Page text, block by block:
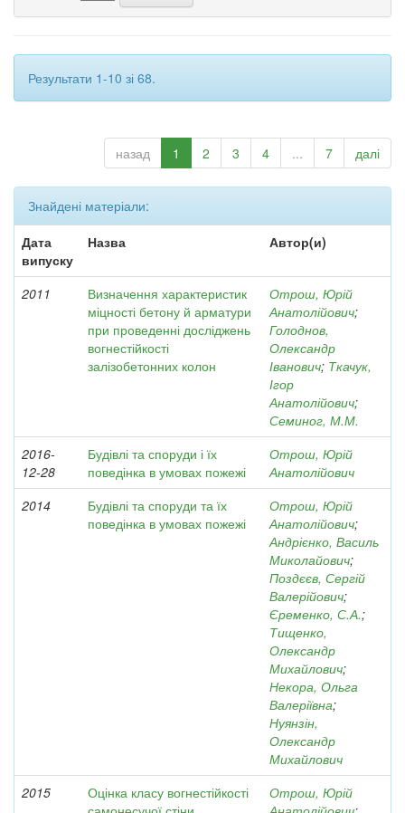
Результати 1-10 зі 68.
назад 1 2 3 4 ... 7 далі
Знайдені матеріали:
Дата
випуску
Назва Автор(и)
2011
Визначення характеристик
міцності бетону й арматури
при проведенні досліджень
вогнестійкості
залізобетонних колон
Отрош, Юрій
Анатолійович;
Голоднов,
Олександр
Іванович; Ткачук,
Ігор
Анатолійович;
Семиног, М.М.
2016-
12-28
Будівлі та споруди і їх
поведінка в умовах пожежі
Отрош, Юрій
Анатолійович
2014
Будівлі та споруди та їх
поведінка в умовах пожежі
Отрош, Юрій
Анатолійович;
Андрієнко, Василь
Миколайович;
Поздєєв, Сергій
Валерійович;
Єременко, С.А.;
Тищенко,
Олександр
Михайлович;
Некора, Ольга
Валеріївна;
Нуянзін,
Олександр
Михайлович
2015
Оцінка класу вогнестійкості
Отрош, Юрій